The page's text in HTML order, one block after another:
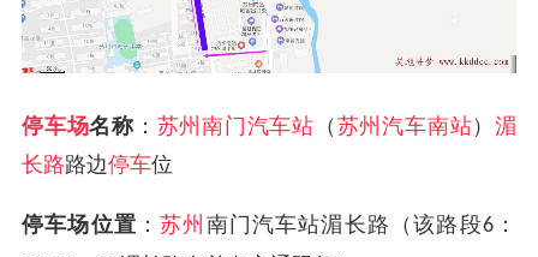
停车场名称 ： 苏州南门汽车站 （ 苏州汽车南站）湄
长路路边停车位
停车场位置 ：苏州 南门汽车站湄长路（该路段6：